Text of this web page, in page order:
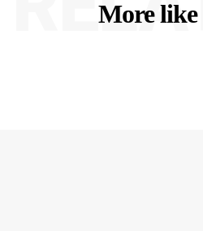
More like